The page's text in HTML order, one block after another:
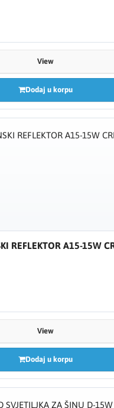
View
Dodaj u korpu
REFLEKTOR A15-15W
View
Dodaj u korpu